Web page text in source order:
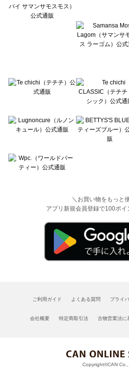
Wpc.（ワールドパーティー）の一覧
＼お買い物をもっと
アプリ新規会員登録で100ポイ
ご利用ガイド よくある質問 プライ
会社概要 特定商取引法 古物営業法に
Copyright©CAN